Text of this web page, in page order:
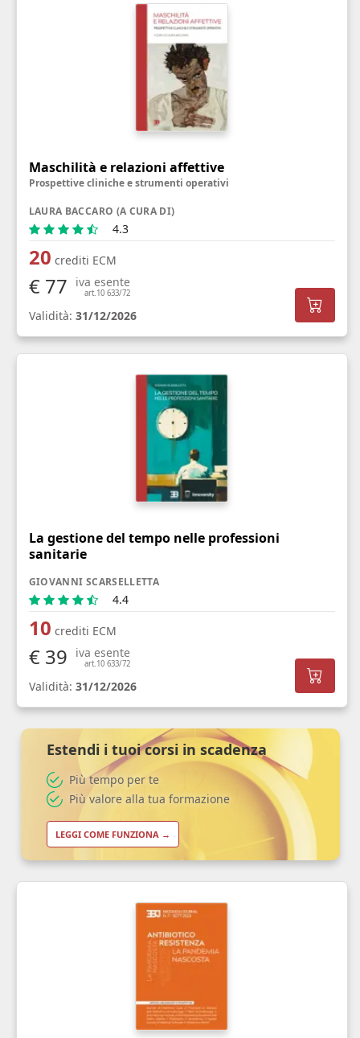
Maschilità e relazioni affettive
Prospettive cliniche e strumenti operativi
LAURA BACCARO (A CURA DI)
4.3
20 crediti ECM
€ 77 iva esente
art.10 633/72
Validità: 31/12/2026
La gestione del tempo nelle professioni
sanitarie
GIOVANNI SCARSELLETTA
4.4
10 crediti ECM
€ 39 iva esente
art.10 633/72
Validità: 31/12/2026
Estendi i tuoi corsi in scadenza
Più tempo per te
Più valore alla tua formazione
LEGGI COME FUNZIONA →